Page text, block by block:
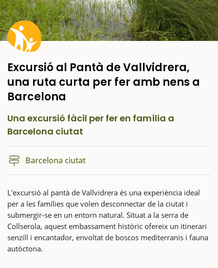
Excursió al Pantà de Vallvidrera,
una ruta curta per fer amb nens a
Barcelona
Una excursió fàcil per fer en família a
Barcelona ciutat
Barcelona ciutat
L'excursió al pantà de Vallvidrera és una experiència ideal
per a les famílies que volen desconnectar de la ciutat i
submergir-se en un entorn natural. Situat a la serra de
Collserola, aquest embassament històric ofereix un itinerari
senzill i encantador, envoltat de boscos mediterranis i fauna
autòctona.